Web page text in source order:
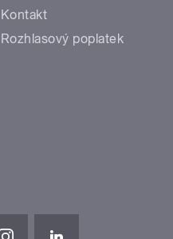
Kontakt
Rozhlasový poplatek